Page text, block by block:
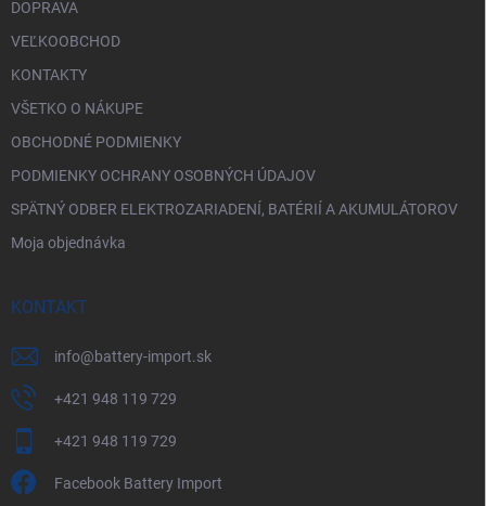
DOPRAVA
VEĽKOOBCHOD
KONTAKTY
VŠETKO O NÁKUPE
OBCHODNÉ PODMIENKY
PODMIENKY OCHRANY OSOBNÝCH ÚDAJOV
SPÄTNÝ ODBER ELEKTROZARIADENÍ, BATÉRIÍ A AKUMULÁTOROV
Moja objednávka
KONTAKT
info@battery-import.sk
+421 948 119 729
+421 948 119 729
Facebook Battery Import